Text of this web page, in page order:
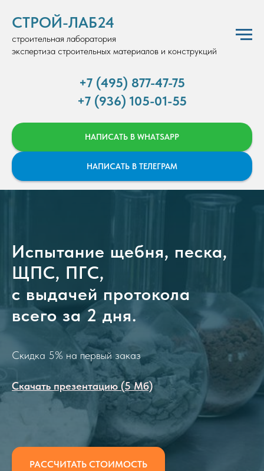
СТРОЙ-ЛАБ24
строительная лаборатория
экспертиза строительных материалов и конструкций
+7 (495) 877-47-75
+7 (936) 105-01-55
НАПИСАТЬ В WHATSAPP
НАПИСАТЬ В ТЕЛЕГРАМ
Испытание щебня, песка,
ЩПС, ПГС,
с выдачей протокола
всего за 2 дня.
Скидка 5% на первый заказ
Скачать презентацию (5 Мб)
РАССЧИТАТЬ СТОИМОСТЬ